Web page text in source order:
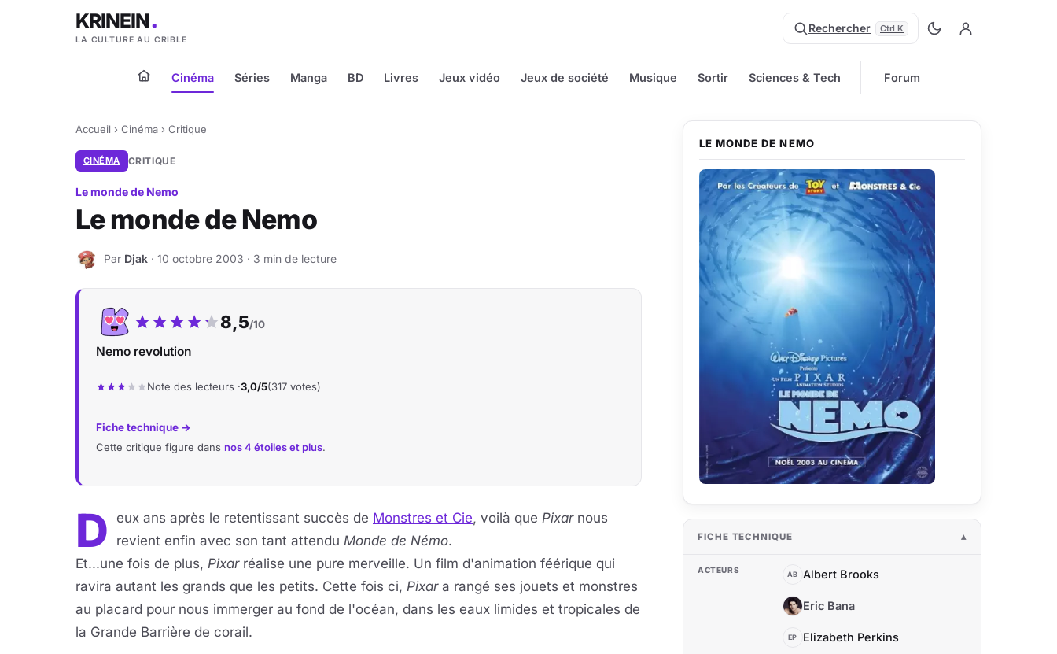
KRINEIN
LA CULTURE AU CRIBLE
Rechercher Ctrl K
Cinéma Séries Manga BD Livres Jeux vidéo Jeux de société Musique Sortir Sciences & Tech Forum
Accueil › Cinéma › Critique
CINÉMA CRITIQUE
Le monde de Nemo
Le monde de Nemo
D Par Djak · 10 octobre 2003 · 3 min de lecture
Notre note :
8,5/10
Nemo revolution
Note des lecteurs ·3,0/5(317 votes)
Fiche technique →
Cette critique figure dans nos 4 étoiles et plus.
D eux ans après le retentissant succès de Monstres et Cie, voilà que Pixarnous
revient enfin avec son tant attendu Monde de Némo.
Et...une fois de plus, Pixarréalise une pure merveille. Un film d'animation féérique qui
ravira autant les grands que les petits. Cette fois ci, Pixara rangé ses jouets et monstres
au placard pour nous immerger au fond de l'océan, dans les eaux limides et tropicales de
la Grande Barrière de corail.
LE MONDE DE NEMO
FICHE TECHNIQUE
ACTEURS AB Albert Brooks
EB Eric Bana
EP Elizabeth Perkins